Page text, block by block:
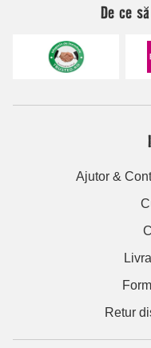
De ce
Ajutor &
Retur